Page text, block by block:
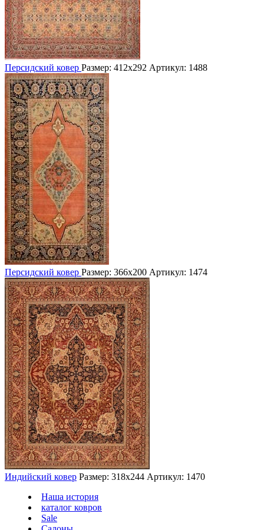
Персидский ковер Размер: 412х292 Артикул: 1488
Персидский ковер Размер: 366х200 Артикул: 1474
Индийский ковер Размер: 318х244 Артикул: 1470
Наша история
каталог ковров
Sale